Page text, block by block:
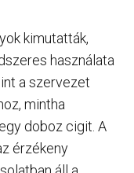
kimutatták,
használata
a szervezet
mintha
doboz cigit. A
érzékeny